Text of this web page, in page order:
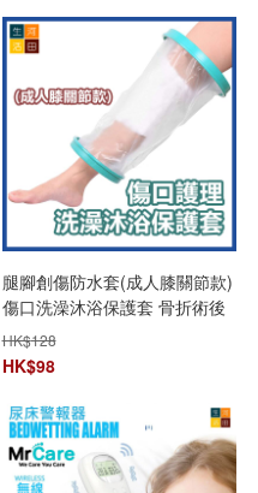
腿腳創傷防水套(成人膝關節款)
傷口洗澡沐浴保護套 骨折術後
護理套 防濕水套
HK$128
HK$98